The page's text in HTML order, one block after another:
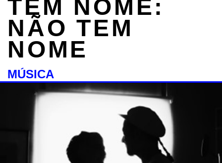
TEM NOME:
NÃO TEM
NOME
MÚSICA